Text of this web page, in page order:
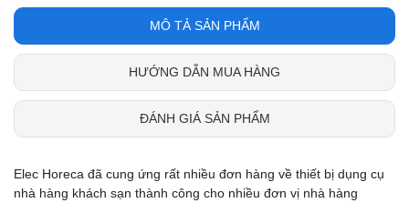
MÔ TẢ SẢN PHẨM
HƯỚNG DẪN MUA HÀNG
ĐÁNH GIÁ SẢN PHẨM
Elec Horeca đã cung ứng rất nhiều đơn hàng về thiết bị dụng cụ
nhà hàng khách sạn thành công cho nhiều đơn vị nhà hàng